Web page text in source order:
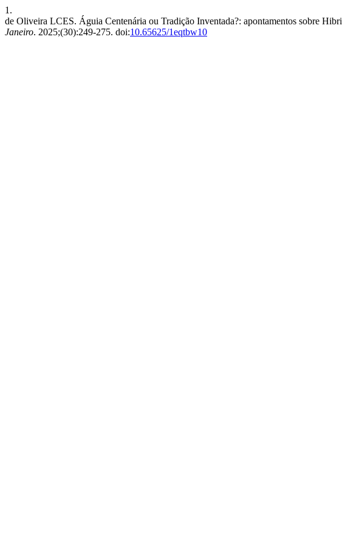
1.
de Oliveira LCES. Águia Centenária ou Tradição Inventada?: apontamentos sobre
Janeiro. 2025;(30):249-275. doi:10.65625/1eqtbw10